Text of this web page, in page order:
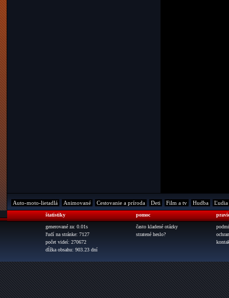
Auto-moto-lietadlá Animované Cestovanie a príroda Deti Film a tv Hudba Ľudia
štatistiky
generované za: 0.01s
ľudí na stránke: 7127
počet videí: 270672
dĺžka obsahu: 903.23 dní
pomoc
často kladené otázky
stratené heslo?